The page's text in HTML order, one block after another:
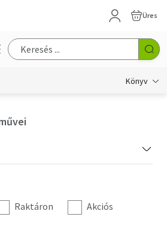
Üres
Könyv
Raktáron Akciós